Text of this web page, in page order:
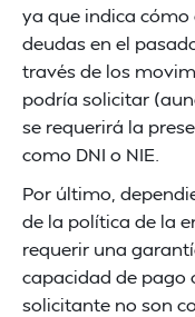
ya que indica
deudas en el
través de los
podría solicitar
se requerirá la
como DNI o NIE.
Por último,
de la política de la
requerir una
capacidad de pago
solicitante no son